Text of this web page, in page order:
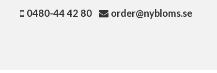
0480-44 42 80 order@nybloms.se